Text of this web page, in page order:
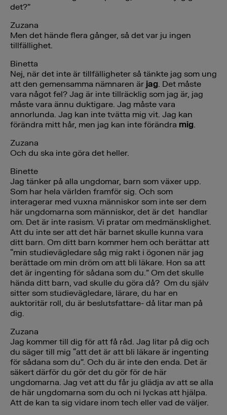
det?”
Zuzana
Men det hände flera gånger, så det var ju ingen
tillfällighet.
Binetta
Nej, när det inte är tillfälligheter så tänkte jag som ung
att den gemensamma nämnaren är jag. Det måste
vara något fel? Jag är inte tillräcklig som jag är, jag
måste vara ännu duktigare. Jag måste vara
annorlunda. Jag kan inte tvätta mig vit. Jag kan
förändra mitt hår, men jag kan inte förändra mig.
Zuzana
Och du ska inte göra det heller.
Binette
Jag tänker på alla ungdomar, barn som växer upp.
Som har hela världen framför sig. Och som
interagerar med vuxna människor som inte ser dem
här ungdomarna som människor, det är det handlar
om. Det är inte rasism. Vi pratar om medmänsklighet.
Att du inte ser att det här barnet skulle kunna vara
ditt barn. Om ditt barn kommer hem och berättar att
“min studievägledare såg mig rakt i ögonen när jag
berättade om min dröm om att bli läkare. Hon sa att
det är ingenting för sådana som du.” Om det skulle
hända ditt barn, vad skulle du göra då? Om du själv
sitter som studievägledare, lärare, du har en
auktoritär roll, du är beslutsfattare- då litar man på
dig.
Zuzana
Jag kommer till dig för att få råd. Jag litar på dig och
du säger till mig “att det är att bli läkare är ingenting
för sådana som du”. Och du är inte den enda. Det är
säkert därför du gör det du gör för de här
ungdomarna. Jag vet att du får ju glädja av att se alla
de här ungdomarna som du och ni lyckas att hjälpa.
Att de kan ta sig vidare inom tech eller vad de väljer.